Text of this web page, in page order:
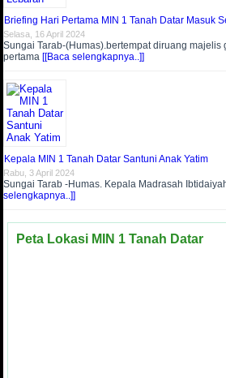
Briefing Hari Pertama MIN 1 Tanah Datar Masuk
Selasa, 16 April 2024
Sungai Tarab-(Humas).bertempat diruang
pertama[[Baca selengkapnya..]]
Kepala MIN 1 Tanah Datar Santuni Anak Yatim
Rabu, 3 April 2024
Sungai Tarab -Humas. Kepala Madrasah
selengkapnya..]]
Peta Lokasi MIN 1 Tanah Datar